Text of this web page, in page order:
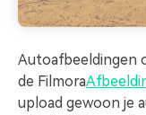
Autoafbeeldingen
de Filmora
upload gewoon je